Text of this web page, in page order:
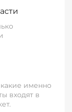
какие именно
входят в